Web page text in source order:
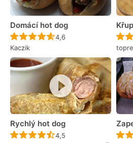
Domácí hot dog
Recept ještě nebyl
4,6
Kaczik
Rychlý hot dog
Recept ještě nebyl
4,5